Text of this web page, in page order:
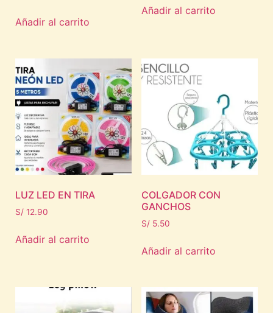
Añadir al carrito
Añadir al carrito
LUZ LED EN TIRA
S/ 12.90
Añadir al carrito
COLGADOR CON
GANCHOS
S/5.50
Añadir al carrito